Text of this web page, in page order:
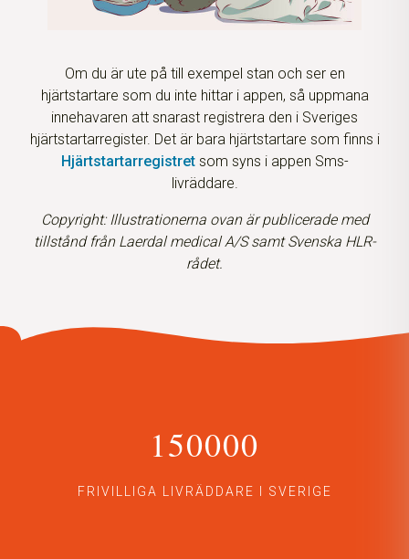
Om du är ute på till exempel stan och ser en
hjärtstartare som du inte hittar i appen, så uppmana
innehavaren att snarast registrera den i Sveriges
hjärtstartarregister. Det är bara hjärtstartare som finns i
Hjärtstartarregistretsom syns i appen Sms-
livräddare.
Copyright: Illustrationerna ovan är publicerade med
tillstånd från Laerdal medical A/S samt Svenska HLR-
rådet.
150000
FRIVILLIGA LIVRÄDDARE I SVERIGE